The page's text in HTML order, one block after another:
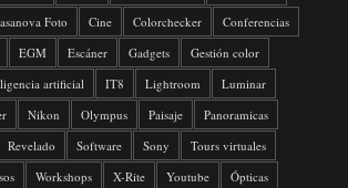
Foto Cine Colorchecker
Conferencias
EGM Escáner Gadgets
Gestión color
artificial IT8 Lightroom
Luminar
Nikon Olympus Paisaje
Panoramicas
Revelado Software Sony
Tours virtuales
Workshops X-Rite Youtube Ópticas